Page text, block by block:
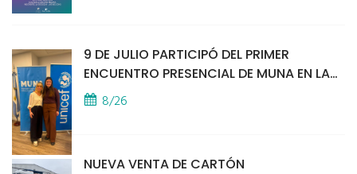
9 DE JULIO PARTICIPÓ DEL PRIMER
ENCUENTRO PRESENCIAL DE MUNA EN LA
SEDE DE UNICEF
8/26
NUEVA VENTA DE CARTÓN